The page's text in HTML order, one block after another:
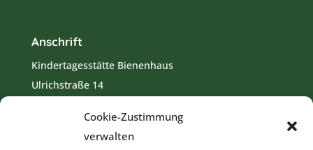
Cookie-Zustimmung
verwalten
Anschrift
Kindertagesstätte Bienenhaus
Ulrichstraße 14
08841 8615
kita.bienenhaus-murnau@elkb.de